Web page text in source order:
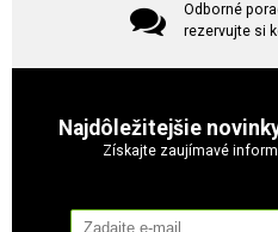
Odborné
rezervujte si
Najdôležitejšie
Získajte zaujímavé